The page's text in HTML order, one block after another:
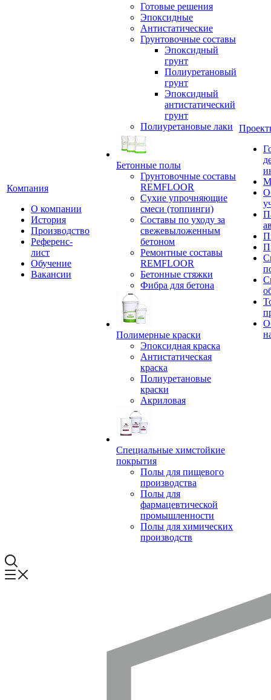
Компания
О компании
История
Производство
Референс-
лист
Обучение
Вакансии
Готовые решения
Эпоксидные
Антистатические
Грунтовочные составы
Эпоксидный
грунт
Полиуретановый
грунт
Эпоксидный
антистатический
грунт
Полиуретановые лаки
Бетонные полы
Грунтовочные составы
REMFLOOR
Сухие упрочняющие
смеси (топпинги)
Составы по уходу за
свежевыложенным
бетоном
Ремонтные составы
REMFLOOR
Бетонные стяжки
Фибра для бетона
Полимерные краски
Эпоксидная краска
Антистатическая
краска
Полиуретановые
краски
Акриловая
Специальные химстойкие
покрытия
Полы для пищевого
производства
Полы для
фармацевтической
промышленности
Полы для химических
производств